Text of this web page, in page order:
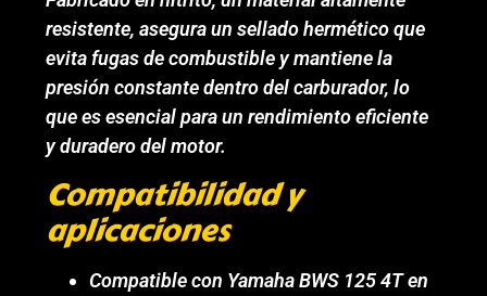
resistente, asegura un sellado hermético que
evita fugas de combustible y mantiene la
presión constante dentro del carburador, lo
que es esencial para un rendimiento eficiente
y duradero del motor.
Compatibilidad y
aplicaciones
Compatible con Yamaha BWS 125 4T en